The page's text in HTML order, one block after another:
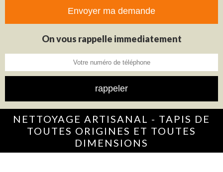
On vous rappelle immediatement
NETTOYAGE ARTISANAL - TAPIS DE
TOUTES ORIGINES ET TOUTES
DIMENSIONS